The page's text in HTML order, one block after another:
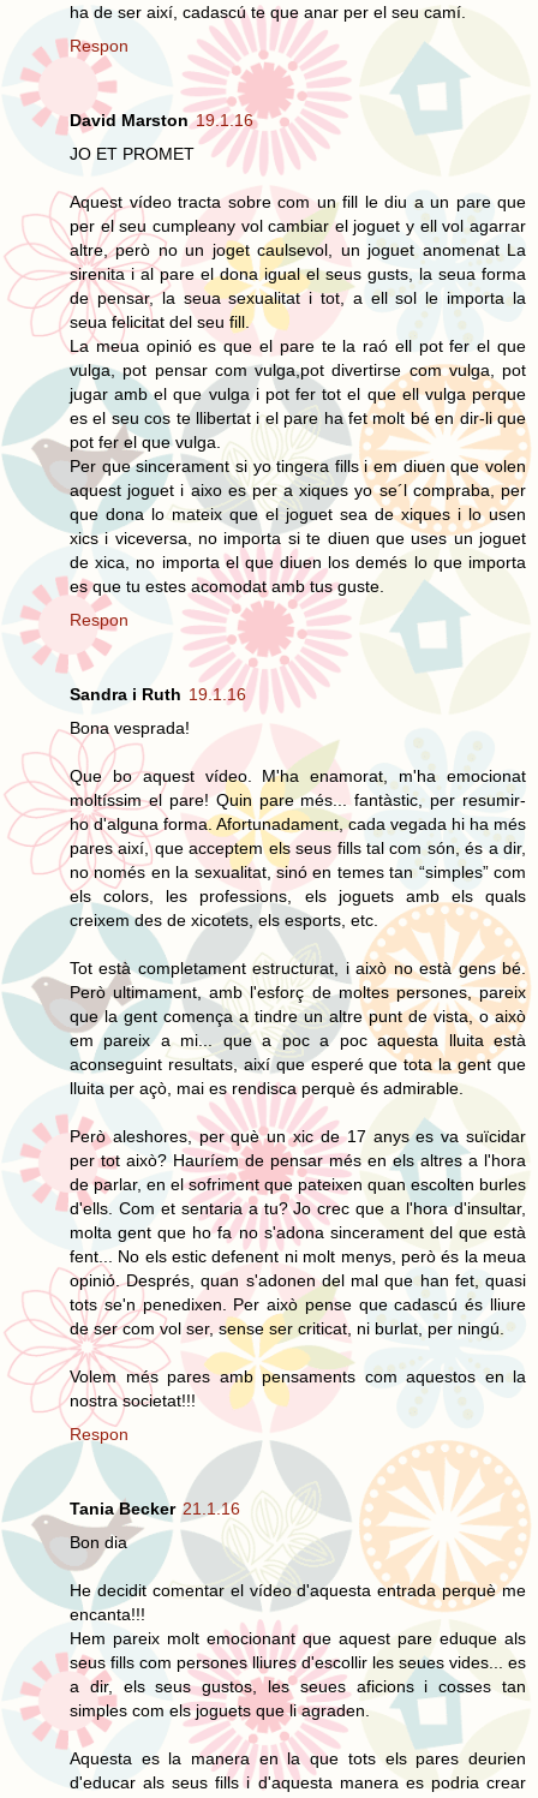
ha de ser així, cadascú te que anar per el seu camí.
Respon
David Marston 19.1.16
JO ET PROMET
Aquest vídeo tracta sobre com un fill le diu a un pare que
per el seu cumpleany vol cambiar el joguet y ell vol agarrar
altre, però no un joget caulsevol, un joguet anomenat La
sirenita i al pare el dona igual el seus gusts, la seua forma
de pensar, la seua sexualitat i tot, a ell sol le importa la
seua felicitat del seu fill.
La meua opinió es que el pare te la raó ell pot fer el que
vulga, pot pensar com vulga,pot divertirse com vulga, pot
jugar amb el que vulga i pot fer tot el que ell vulga perque
es el seu cos te llibertat i el pare ha fet molt bé en dir-li que
pot fer el que vulga.
Per que sincerament si yo tingera fills i em diuen que volen
aquest joguet i aixo es per a xiques yo se´l compraba, per
que dona lo mateix que el joguet sea de xiques i lo usen
xics i viceversa, no importa si te diuen que uses un joguet
de xica, no importa el que diuen los demés lo que importa
es que tu estes acomodat amb tus guste.
Respon
Sandra i Ruth 19.1.16
Bona vesprada!
Que bo aquest vídeo. M'ha enamorat, m'ha emocionat
moltíssim el pare! Quin pare més... fantàstic, per resumir-
ho d'alguna forma. Afortunadament, cada vegada hi ha més
pares així, que acceptem els seus fills tal com són, és a dir,
no només en la sexualitat, sinó en temes tan “simples” com
els colors, les professions, els joguets amb els quals
creixem des de xicotets, els esports, etc.
Tot està completament estructurat, i això no està gens bé.
Però ultimament, amb l'esforç de moltes persones, pareix
que la gent comença a tindre un altre punt de vista, o això
em pareix a mi... que a poc a poc aquesta lluita està
aconseguint resultats, així que esperé que tota la gent que
lluita per açò, mai es rendisca perquè és admirable.
Però aleshores, per què un xic de 17 anys es va suïcidar
per tot això? Hauríem de pensar més en els altres a l'hora
de parlar, en el sofriment que pateixen quan escolten burles
d'ells. Com et sentaria a tu? Jo crec que a l'hora d'insultar,
molta gent que ho fa no s'adona sincerament del que està
fent... No els estic defenent ni molt menys, però és la meua
opinió. Després, quan s'adonen del mal que han fet, quasi
tots se'n penedixen. Per això pense que cadascú és lliure
de ser com vol ser, sense ser criticat, ni burlat, per ningú.
Volem més pares amb pensaments com aquestos en la
nostra societat!!!
Respon
Tania Becker 21.1.16
Bon dia
He decidit comentar el vídeo d'aquesta entrada perquè me
encanta!!!
Hem pareix molt emocionant que aquest pare eduque als
seus fills com persones lliures d'escollir les seues vides... es
a dir, els seus gustos, les seues aficions i cosses tan
simples com els joguets que li agraden.
Aquesta es la manera en la que tots els pares deurien
d'educar als seus fills i d'aquesta manera es podria crear